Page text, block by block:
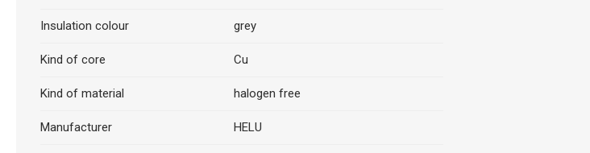
Insulation colour grey
Kind of core Cu
Kind of material halogen free
Manufacturer HELU